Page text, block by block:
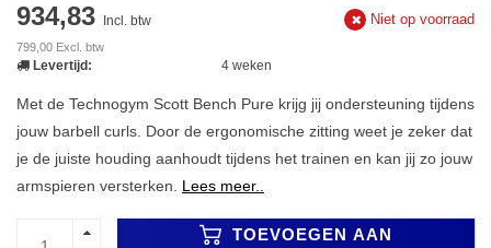
934,83 Incl. btw
799,00 Excl. btw
Niet op voorraad
Levertijd: 4 weken
Met de Technogym Scott Bench Pure krijg jij ondersteuning tijdens
jouw barbell curls. Door de ergonomische zitting weet je zeker dat
je de juiste houding aanhoudt tijdens het trainen en kan jij zo jouw
armspieren versterken. Lees meer..
TOEVOEGEN AAN